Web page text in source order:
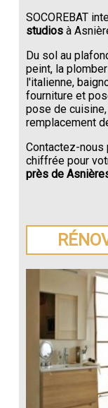
SOCOREBAT
studiosà
Du sol au
peint, la
l'italienne,
fourniture et
pose de
remplacement
Contactez-nous
chiffrée pour
près de